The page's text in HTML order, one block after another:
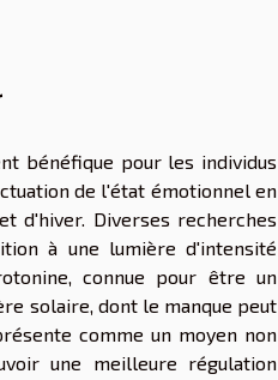
bénéfique pour les individus
de l'état émotionnel en
d'hiver. Diverses recherches
à une lumière d'intensité
connue pour être un
solaire, dont le manque peut
comme un moyen non
une meilleure régulation